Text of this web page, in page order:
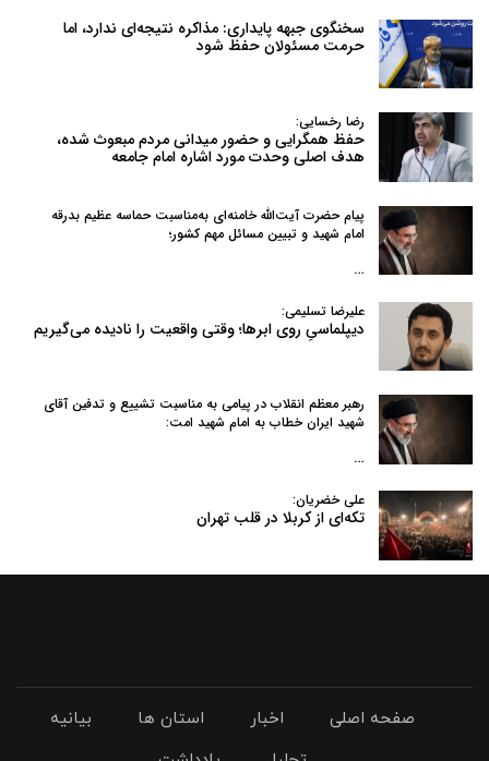
سخنگوی جبهه پایداری: مذاکره نتیجه‌ای ندارد، اما
حرمت مسئولان حفظ شود
رضا رخسایی:
حفظ همگرایی و حضور میدانی مردم مبعوث شده،
هدف اصلی وحدت مورد اشاره امام جامعه
پیام حضرت آیت‌الله خامنه‌ای به‌مناسبت حماسه عظیم بدرقه
امام شهید و تبیین مسائل مهم کشور؛
…
علیرضا تسلیمی:
دیپلماسیِ روی ابرها؛ وقتی واقعیت را نادیده می‌گیریم
رهبر معظم انقلاب در پیامی به‌ مناسبت تشییع و تدفین آقای
شهید ایران خطاب به امام شهید امت:
…
علی خضریان:
تکه‌ای از کربلا در قلب تهران
صفحه اصلی اخبار استان ها
بیانیه